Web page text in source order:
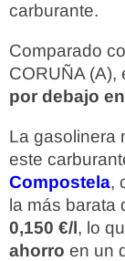
carburante.
Comparado
CORUÑA (A),
por debajo
La gasolinera
este
Compostela,
la más barata
0,150 €/l, lo
ahorro en un